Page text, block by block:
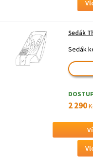
Sedák
Sedák
2 290